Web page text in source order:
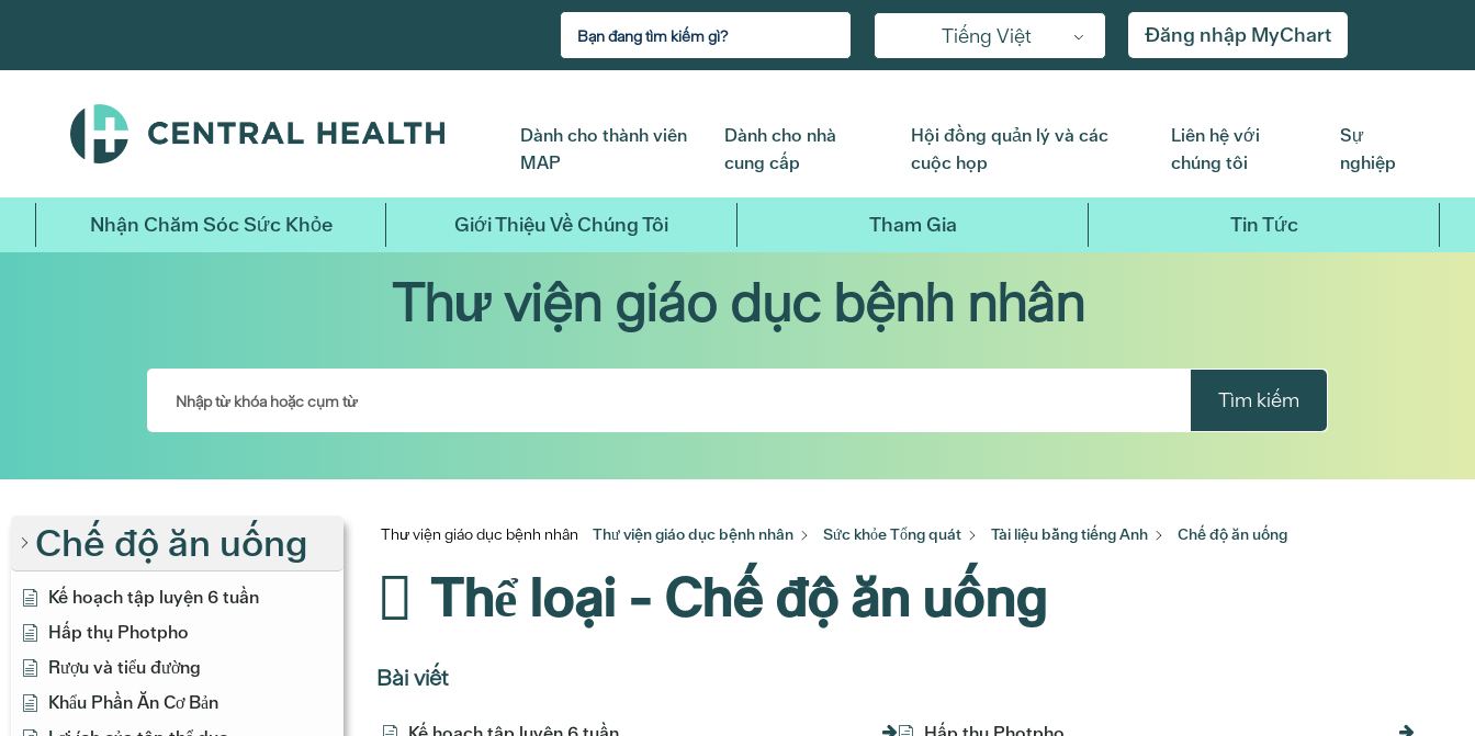
nội
chính
Tiếng Việt Đăng nhập MyChart
Dành cho thành viên
MAP
Dành cho nhà
cung cấp
Hội đồng quản lý và các
cuộc họp
Liên hệ với
chúng tôi
Sự
nghiệp
Nhận Chăm Sóc Sức Khỏe Giới Thiệu Về Chúng Tôi Tham Gia Tin Tức
Thư viện giáo dục bệnh nhân
Tìm kiếm
Chế độ ăn uống
Kế hoạch tập luyện 6 tuần
Hấp thụ Photpho
Rượu và tiểu đường
Khẩu Phần Ăn Cơ Bản
Thư viện giáo dục bệnh nhân Thư viện giáo dục bệnh nhân Sức khỏe Tổng quát Tài liệu bằng tiếng Anh Chế độ ăn uống
Thể loại - Chế độ ăn uống
Bài viết